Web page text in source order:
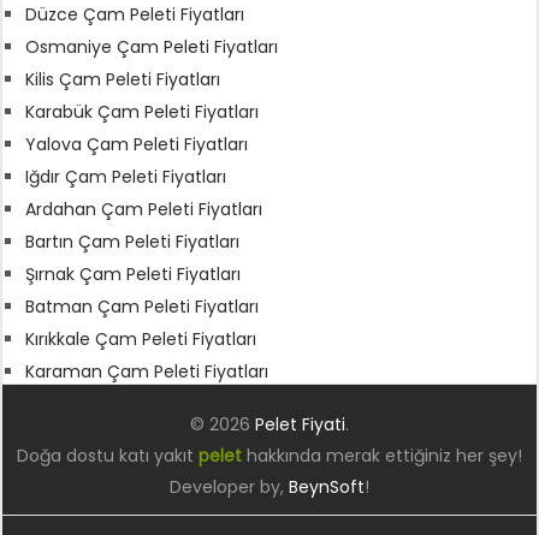
Düzce Çam Peleti Fiyatları
Osmaniye Çam Peleti Fiyatları
Kilis Çam Peleti Fiyatları
Karabük Çam Peleti Fiyatları
Yalova Çam Peleti Fiyatları
Iğdır Çam Peleti Fiyatları
Ardahan Çam Peleti Fiyatları
Bartın Çam Peleti Fiyatları
Şırnak Çam Peleti Fiyatları
Batman Çam Peleti Fiyatları
Kırıkkale Çam Peleti Fiyatları
Karaman Çam Peleti Fiyatları
© 2026 Pelet Fiyati.
Doğa dostu katı yakıt pelethakkında merak ettiğiniz her şey!
Developer by, BeynSoft!